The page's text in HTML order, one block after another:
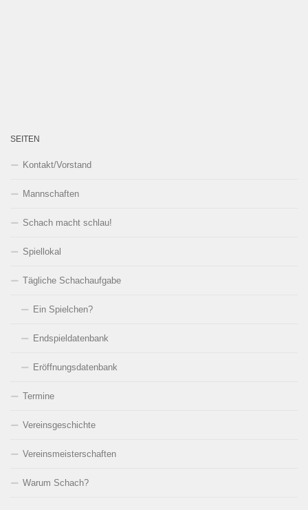
SEITEN
Kontakt/Vorstand
Mannschaften
Schach macht schlau!
Spiellokal
Tägliche Schachaufgabe
Ein Spielchen?
Endspieldatenbank
Eröffnungsdatenbank
Termine
Vereinsgeschichte
Vereinsmeisterschaften
Warum Schach?